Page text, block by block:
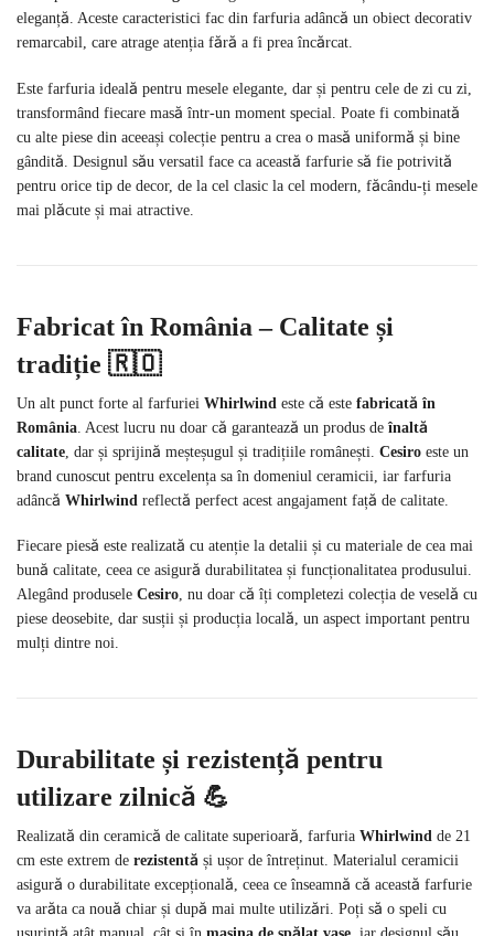
eleganță. Aceste caracteristici fac din farfuria adâncă un obiect decorativ
remarcabil, care atrage atenția fără a fi prea încărcat.
Este farfuria ideală pentru mesele elegante, dar și pentru cele de zi cu zi,
transformând fiecare masă într-un moment special. Poate fi combinată
cu alte piese din aceeași colecție pentru a crea o masă uniformă și bine
gândită. Designul său versatil face ca această farfurie să fie potrivită
pentru orice tip de decor, de la cel clasic la cel modern, făcându-ți mesele
mai plăcute și mai atractive.
Fabricat în România – Calitate și
tradiție 🇷🇴
Un alt punct forte al farfuriei Whirlwind este că este fabricată în
România . Acest lucru nu doar că garantează un produs de înaltă
calitate , dar și sprijină meșteșugul și tradițiile românești. Cesiro este un
brand cunoscut pentru excelența sa în domeniul ceramicii, iar farfuria
adâncă Whirlwind reflectă perfect acest angajament față de calitate.
Fiecare piesă este realizată cu atenție la detalii și cu materiale de cea mai
bună calitate, ceea ce asigură durabilitatea și funcționalitatea produsului.
Alegând produsele Cesiro, nu doar că îți completezi colecția de veselă cu
piese deosebite, dar susții și producția locală, un aspect important pentru
mulți dintre noi.
Durabilitate și rezistență pentru
utilizare zilnică 💪
Realizată din ceramică de calitate superioară, farfuria Whirlwind de 21
cm este extrem de rezistentă și ușor de întreținut. Materialul ceramicii
asigură o durabilitate excepțională, ceea ce înseamnă că această farfurie
va arăta ca nouă chiar și după mai multe utilizări. Poți să o speli cu